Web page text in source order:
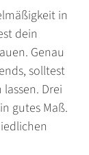
in
dein
Genau
solltest
Drei
gutes Maß.